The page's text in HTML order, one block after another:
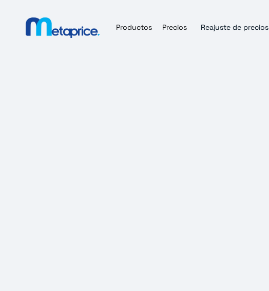
Productos Precios Reajuste de precios